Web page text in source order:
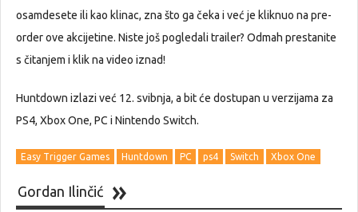
osamdesete ili kao klinac, zna što ga čeka i već je kliknuo na pre-
order ove akcijetine. Niste još pogledali trailer? Odmah prestanite
s čitanjem i klik na video iznad!
Huntdown izlazi već 12. svibnja, a bit će dostupan u verzijama za
PS4, Xbox One, PC i Nintendo Switch.
Easy Trigger Games Huntdown PC ps4 Switch Xbox One
Gordan Ilinčić